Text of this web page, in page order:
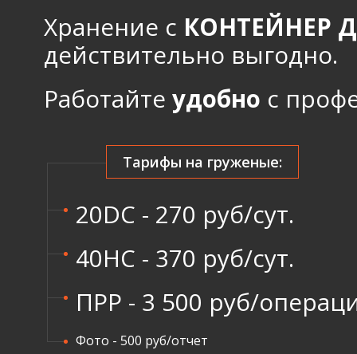
Хранение с КОНТЕЙНЕР
действительно выгодно.
Работайте удобно с
Тарифы на груженые:
20DC - 270 руб/cут.
40HC - 370 руб/cут.
ПРР - 3 500 руб/
Фото - 500 руб/отчет